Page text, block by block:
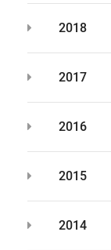
2018
2017
2016
2015
2014